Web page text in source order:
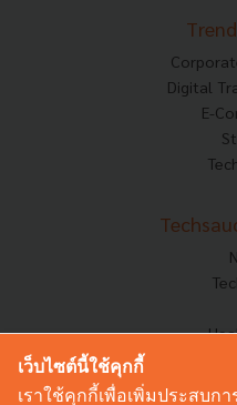
Digital
E-
เว็บไซต์นี้ใช้คุกกี้
เราใช้คุกกี้เพื่อเพิ่มประสบก